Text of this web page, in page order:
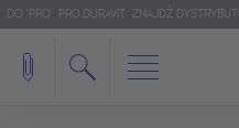
DO 'PRO': PRO.DURAVIT ZNAJDŹ